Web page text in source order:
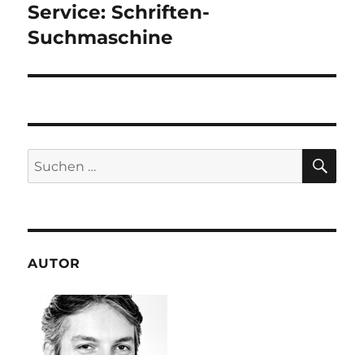
Nächster
Beitrag:
Service: Schriften-
Suchmaschine
Suchen
nach:
AUTOR